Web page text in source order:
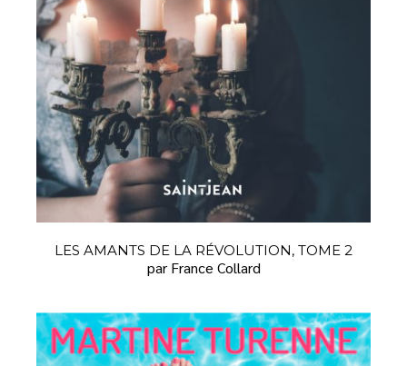
LES AMANTS DE LA RÉVOLUTION, TOME 2
par France Collard